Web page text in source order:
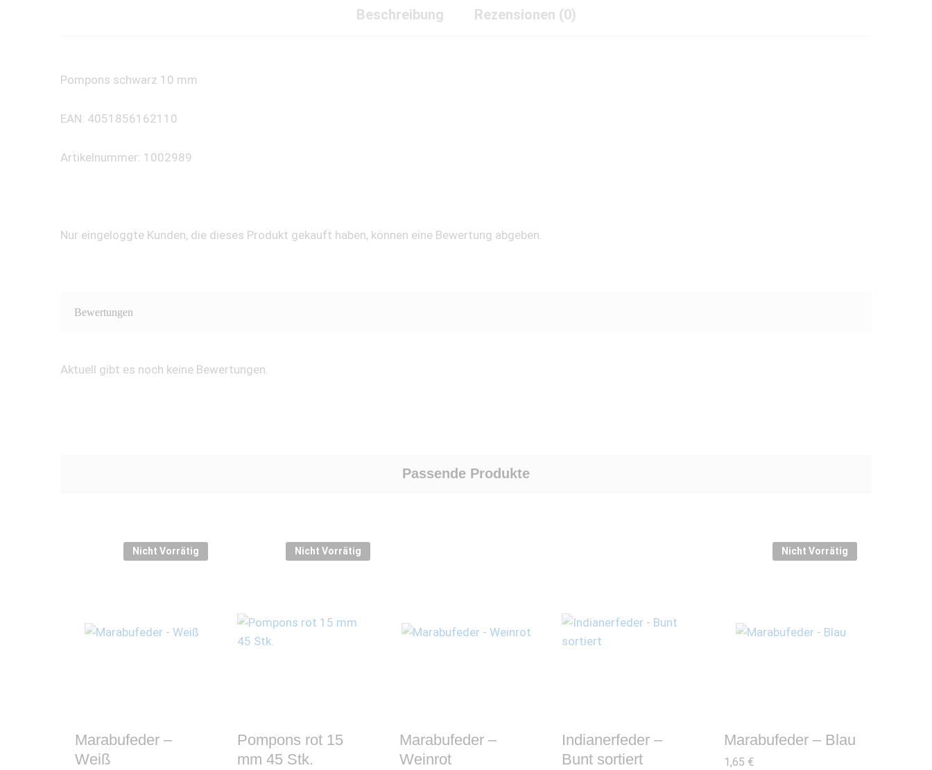
Beschreibung Rezensionen (0)
Pompons schwarz 10 mm
EAN: 4051856162110
Artikelnummer: 1002989
Nur eingeloggte Kunden, die dieses Produkt gekauft haben, können eine Bewertung abgeben.
Bewertungen
Aktuell gibt es noch keine Bewertungen.
Passende Produkte
Nicht Vorrätig
Marabufeder –
Weiß
Nicht Vorrätig
Pompons rot 15
mm 45 Stk.
Marabufeder –
Weinrot
Indianerfeder –
Bunt sortiert
Nicht Vorrätig
Marabufeder – Blau
1,65 €